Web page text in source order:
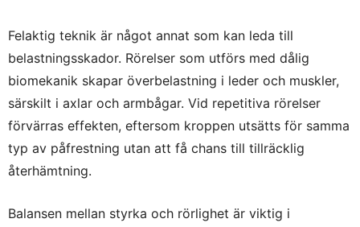
Felaktig teknik är något annat som kan leda till
belastningsskador. Rörelser som utförs med dålig
biomekanik skapar överbelastning i leder och muskler,
särskilt i axlar och armbågar. Vid repetitiva rörelser
förvärras effekten, eftersom kroppen utsätts för samma
typ av påfrestning utan att få chans till tillräcklig
återhämtning.
Balansen mellan styrka och rörlighet är viktig i